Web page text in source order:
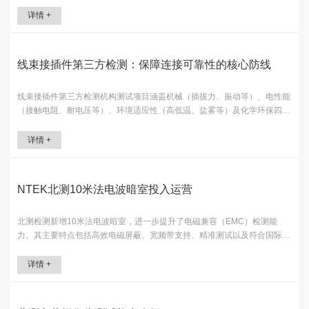
围-65~150℃，箱子可放入0.5*0.6*0.5m（150L）、
0.85*0.8*0.75m（500L）、1.8*1*0.9m（1.5立方）、970mm*780
详情 +
线束接插件第三方检测：保障连接可靠性的核心防线
线束接插件第三方检测机构测试项目涵盖机械（插拔力、振动等）、电性能
（接触电阻、耐电压等）、环境适应性（高低温、盐雾等）及化学环保四大
企业三类。同时提及接插件种类及检测认可需求，强调其对保障产品质量、
推动行业发展的重要性及企业重视检测的必要性。
详情 +
NTEK北测10米法电波暗室投入运营
北测检测新增10米法电波暗室，进一步提升了电磁兼容（EMC）检测能
力。其主要特点包括高效电磁屏蔽、宽频带支持、精准测试以及符合国际标
题，确保设备不产生过多电磁干扰或能有效抵御外部电磁干扰。实验室配备
了强大的电源和负载能力，满足各种行业的EMC检测需求，适用于消费电
详情 +